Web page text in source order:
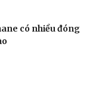
có nhiều đóng